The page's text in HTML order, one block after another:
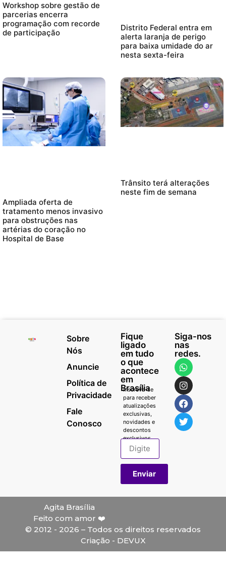
Workshop sobre gestão de
parcerias encerra
programação com recorde
de participação
Distrito Federal entra em
alerta laranja de perigo
para baixa umidade do ar
nesta sexta-feira
Ampliada oferta de
tratamento menos invasivo
para obstruções nas
artérias do coração no
Hospital de Base
Trânsito terá alterações
neste fim de semana
Sobre
Nós
Anuncie
Política de
Privacidade
Fale
Conosco
Fique
ligado
em tudo
o que
acontece
em
Brasília
Inscreva-se
para receber
atualizações
exclusivas,
novidades e
descontos
exclusivos.
Enviar
Siga-nos
nas
redes.
Agita Brasília
Feito com amor ❤️
© 2012 - 2026 – Todos os direitos reservados
Criação - DEVUX